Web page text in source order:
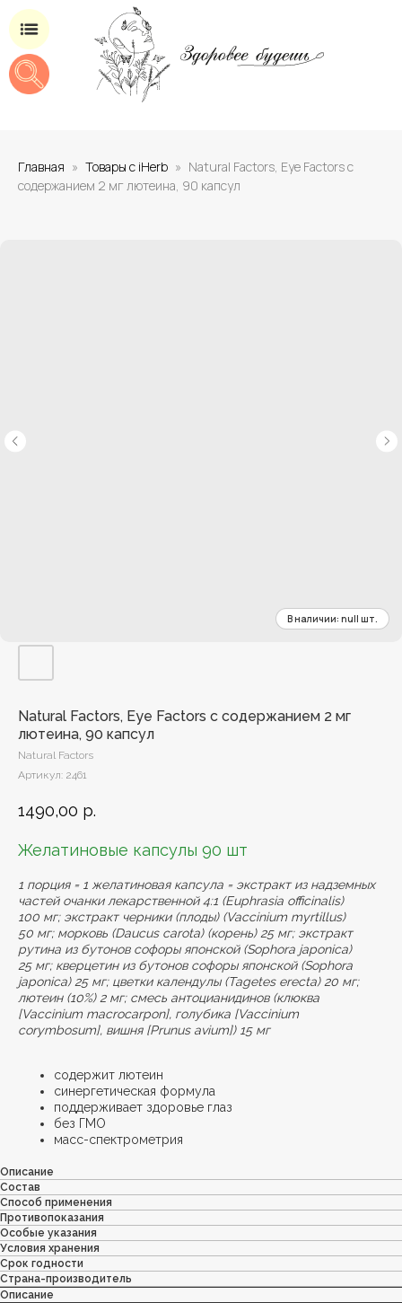
Главная Товары с iHerb
Natural Factors, Eye Factors с
содержанием 2 мг лютеина, 90 капсул
Natural Factors, Eye Factors с содержанием 2 мг
лютеина, 90 капсул
Natural Factors
Артикул: 2461
1490,00 р.
Желатиновые капсулы 90 шт
1 порция = 1 желатиновая капсула = экстракт из надземных
частей очанки лекарственной 4:1 (Euphrasia officinalis)
100 мг; экстракт черники (плоды) (Vaccinium myrtillus)
50 мг; морковь (Daucus carota) (корень) 25 мг; экстракт
рутина из бутонов софоры японской (Sophora japonica)
25 мг; кверцетин из бутонов софоры японской (Sophora
japonica) 25 мг; цветки календулы (Tagetes erecta) 20 мг;
лютеин (10%) 2 мг; смесь антоцианидинов (клюква
[Vaccinium macrocarpon], голубика [Vaccinium
corymbosum], вишня [Prunus avium]) 15 мг
содержит лютеин
синергетическая формула
поддерживает здоровье глаз
без ГМО
масс-спектрометрия
Описание
Состав
Способ применения
Противопоказания
Особые указания
Условия хранения
Срок годности
Страна-производитель
Описание